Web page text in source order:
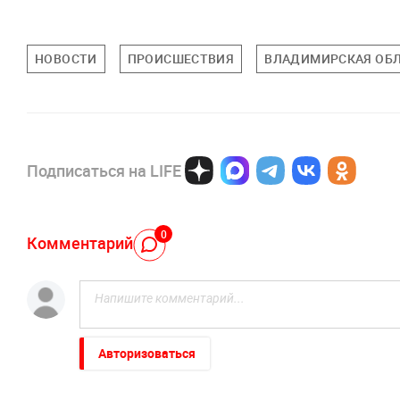
НОВОСТИ ПРОИСШЕСТВИЯ ВЛАДИМИРСКАЯ
Подписаться на LIFE
Комментарий 0
Авторизоваться